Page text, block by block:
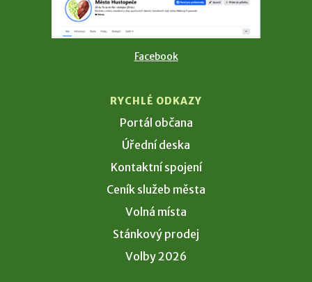
Facebook
RYCHLÉ ODKAZY
Portál občana
Úřední deska
Kontaktní spojení
Ceník služeb města
Volná místa
Stánkový prodej
Volby 2026